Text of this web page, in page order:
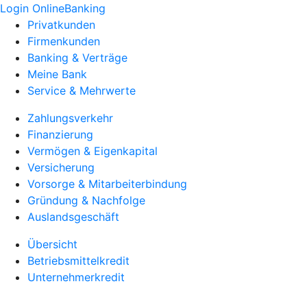
Login OnlineBanking
Privatkunden
Firmenkunden
Banking & Verträge
Meine Bank
Service & Mehrwerte
Zahlungsverkehr
Finanzierung
Vermögen & Eigenkapital
Versicherung
Vorsorge & Mitarbeiterbindung
Gründung & Nachfolge
Auslandsgeschäft
Übersicht
Betriebsmittelkredit
Unternehmerkredit